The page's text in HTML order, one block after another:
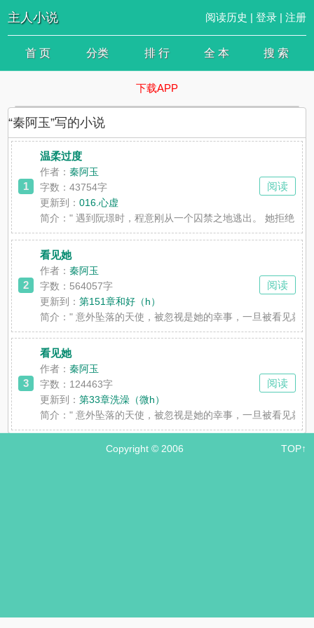
主人小说 阅读历史 | 登录| 注册
首 页 分类 排 行 全 本 搜 索
下载APP
“秦阿玉”写的小说
1
温柔过度
作者：秦阿玉
字数：43754字
更新到：016.心虚
简介：" 遇到阮璟时，程意刚从一个囚禁之地逃出。 她拒绝
阅读
2
看见她
作者：秦阿玉
字数：564057字
更新到：第151章和好（h）
简介：" 意外坠落的天使，被忽视是她的幸事，一旦被看见就
阅读
3
看见她
作者：秦阿玉
字数：124463字
更新到：第33章洗澡（微h）
简介：" 意外坠落的天使，被忽视是她的幸事，一旦被看见就
阅读
Copyright © 2006 TOP↑